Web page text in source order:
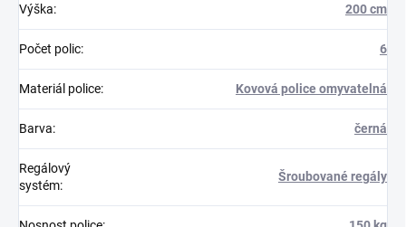
Výška: 200 cm
Počet polic: 6
Materiál police: Kovová police omyvatelná
Barva: černá
Regálový
systém:
Šroubované regály